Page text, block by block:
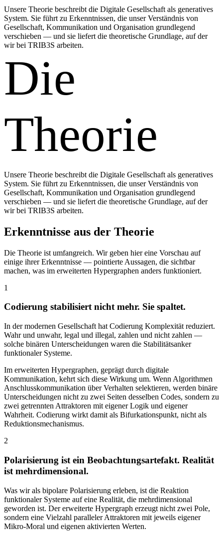
Unsere Theorie beschreibt die Digitale Gesellschaft als generatives
System. Sie führt zu Erkenntnissen, die unser Verständnis von
Gesellschaft, Kommunikation und Organisation grundlegend
verschieben — und sie liefert die theoretische Grundlage, auf der
wir bei TRIB3S arbeiten.
Die
Theorie
Unsere Theorie beschreibt die Digitale Gesellschaft als generatives
System. Sie führt zu Erkenntnissen, die unser Verständnis von
Gesellschaft, Kommunikation und Organisation grundlegend
verschieben — und sie liefert die theoretische Grundlage, auf der
wir bei TRIB3S arbeiten.
Erkenntnisse aus der Theorie
Die Theorie ist umfangreich. Wir geben hier eine Vorschau auf
einige ihrer Erkenntnisse — pointierte Aussagen, die sichtbar
machen, was im erweiterten Hypergraphen anders funktioniert.
1
Codierung stabilisiert nicht mehr. Sie spaltet.
In der modernen Gesellschaft hat Codierung Komplexität reduziert.
Wahr und unwahr, legal und illegal, zahlen und nicht zahlen —
solche binären Unterscheidungen waren die Stabilitätsanker
funktionaler Systeme.
Im erweiterten Hypergraphen, geprägt durch digitale
Kommunikation, kehrt sich diese Wirkung um. Wenn Algorithmen
Anschlusskommunikation über Verhalten selektieren, werden binäre
Unterscheidungen nicht zu zwei Seiten desselben Codes, sondern zu
zwei getrennten Attraktoren mit eigener Logik und eigener
Wahrheit. Codierung wirkt damit als Bifurkationspunkt, nicht als
Reduktionsmechanismus.
2
Polarisierung ist ein Beobachtungsartefakt. Realität
ist mehrdimensional.
Was wir als bipolare Polarisierung erleben, ist die Reaktion
funktionaler Systeme auf eine Realität, die mehrdimensional
geworden ist. Der erweiterte Hypergraph erzeugt nicht zwei Pole,
sondern eine Vielzahl paralleler Attraktoren mit jeweils eigener
Mikro-Moral und eigenen aktivierten Werten.